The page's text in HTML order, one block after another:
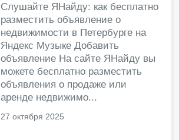
Слушайте ЯНайду: как бесплатно
разместить объявление о
недвижимости в Петербурге на
Яндекс Музыке Добавить
объявление На сайте ЯНайду вы
можете бесплатно разместить
объявления о продаже или
аренде недвижимо...
27 октября 2025